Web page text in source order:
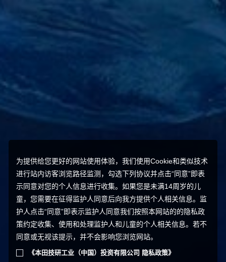
为提供给您更好的网站使用体验，我们使用Cookie和类似技术
进行站内访客浏览路径监测，勾选下列协议并点击“同意”即表
示同意对您的个人信息进行收集。如果您是未满14周岁的儿
童，您需要在征得监护人同意后向我方提供个人相关信息。监
护人点击“同意”即表示监护人同意我们按照本网站的的隐私政
策约定收集、使用和处理监护人和儿童的个人相关信息。若不
同意或无视该提示，并不会影响您浏览网站。
《本田技研工业（中国）投资有限公司 隐私政策》